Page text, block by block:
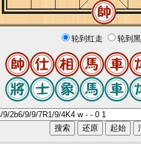
轮到红走 轮到